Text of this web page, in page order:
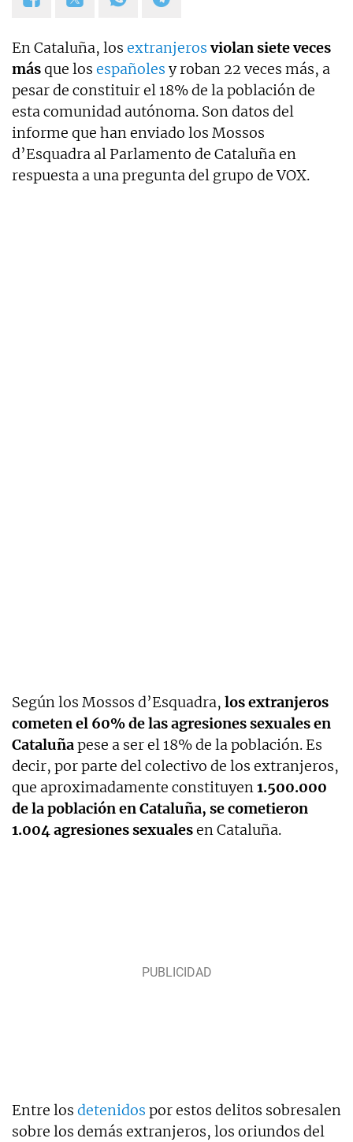
el muro".
En Cataluña, los extranjeros violan siete veces
másque los españoles y roban 22 veces más, a
pesar de constituir el 18% de la población de
esta comunidad autónoma. Son datos del
informe que han enviado los Mossos
d’Esquadra al Parlamento de Cataluña en
respuesta a una pregunta del grupo de VOX.
Según los Mossos d’Esquadra, los extranjeros
cometen el 60% de las agresiones sexuales en
Cataluñapese a ser el 18% de la población. Es
decir, por parte del colectivo de los extranjeros,
que aproximadamente constituyen1.500.000
de la población en Cataluña, se cometieron
1.004 agresiones sexualesen Cataluña.
Entre los detenidos por estos delitos sobresalen
sobre los demás extranjeros, los oriundos del